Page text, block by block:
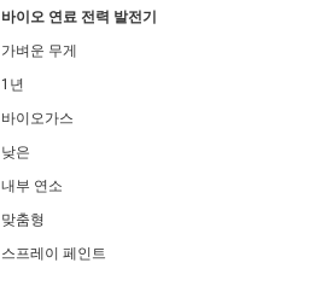
바이오 연료 전력 발전기
가벼운 무게
1년
바이오가스
낮은
내부 연소
맞춤형
스프레이 페인트